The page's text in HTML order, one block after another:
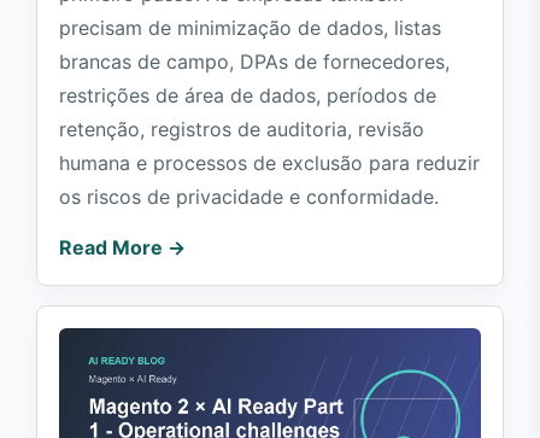
precisam de minimização de dados, listas
brancas de campo, DPAs de fornecedores,
restrições de área de dados, períodos de
retenção, registros de auditoria, revisão
humana e processos de exclusão para reduzir
os riscos de privacidade e conformidade.
Read More →